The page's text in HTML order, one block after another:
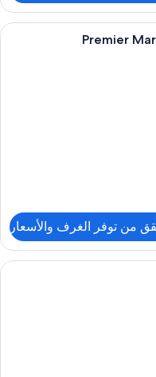
فراش متميزة وميني بار وخزنة
Premier
من توفر الغرف والأسعار
فراش متميزة وميني بار وخزنة